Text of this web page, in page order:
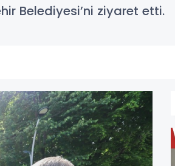
Belediyesi’ni ziyaret etti.